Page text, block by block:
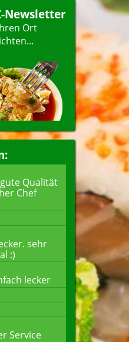
Newsletter
Ort
Qualität
Chef
sehr
:)
lecker
Service